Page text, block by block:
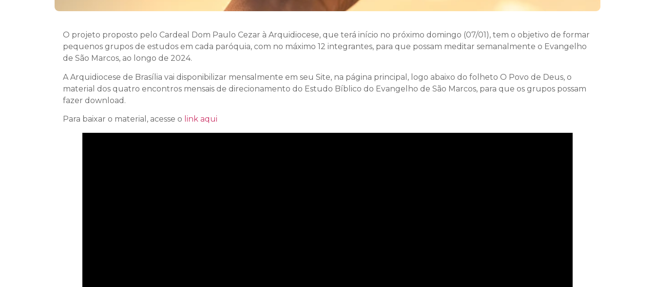
O projeto proposto pelo Cardeal Dom Paulo Cezar à Arquidiocese, que terá início no próximo domingo (07/01), tem o objetivo de formar
pequenos grupos de estudos em cada paróquia, com no máximo 12 integrantes, para que possam meditar semanalmente o Evangelho
de São Marcos, ao longo de 2024.
A Arquidiocese de Brasília vai disponibilizar mensalmente em seu Site, na página principal, logo abaixo do folheto O Povo de Deus, o
material dos quatro encontros mensais de direcionamento do Estudo Bíblico do Evangelho de São Marcos, para que os grupos possam
fazer download.
Para baixar o material, acesse o link aqui